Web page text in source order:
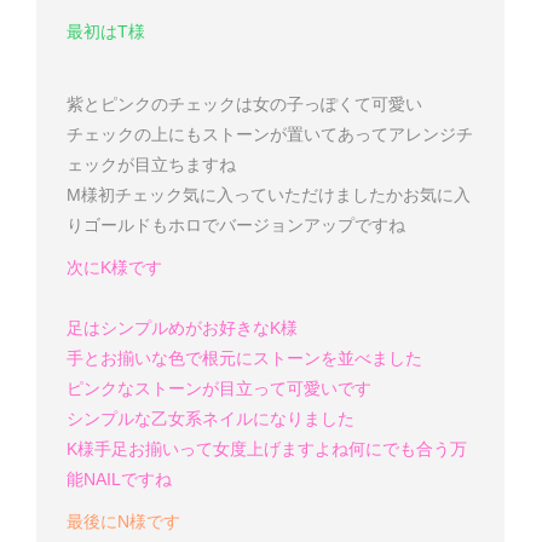
最初はT様
紫とピンクのチェックは女の子っぽくて可愛い
チェックの上にもストーンが置いてあってアレンジチ
ェックが目立ちますね
M様初チェック気に入っていただけましたかお気に入
りゴールドもホロでバージョンアップですね
次にK様です
足はシンプルめがお好きなK様
手とお揃いな色で根元にストーンを並べました
ピンクなストーンが目立って可愛いです
シンプルな乙女系ネイルになりました
K様手足お揃いって女度上げますよね何にでも合う万
能NAILですね
最後にN様です